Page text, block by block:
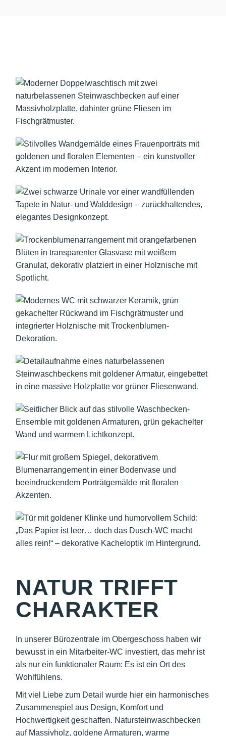
NATUR TRIFFT
CHARAKTER
In unserer Bürozentrale im Obergeschoss haben wir
bewusst in ein Mitarbeiter-WC investiert, das mehr ist
als nur ein funktionaler Raum: Es ist ein Ort des
Wohlfühlens.
Mit viel Liebe zum Detail wurde hier ein harmonisches
Zusammenspiel aus Design, Komfort und
Hochwertigkeit geschaffen. Natursteinwaschbecken
auf Massivholz, goldene Armaturen, warme